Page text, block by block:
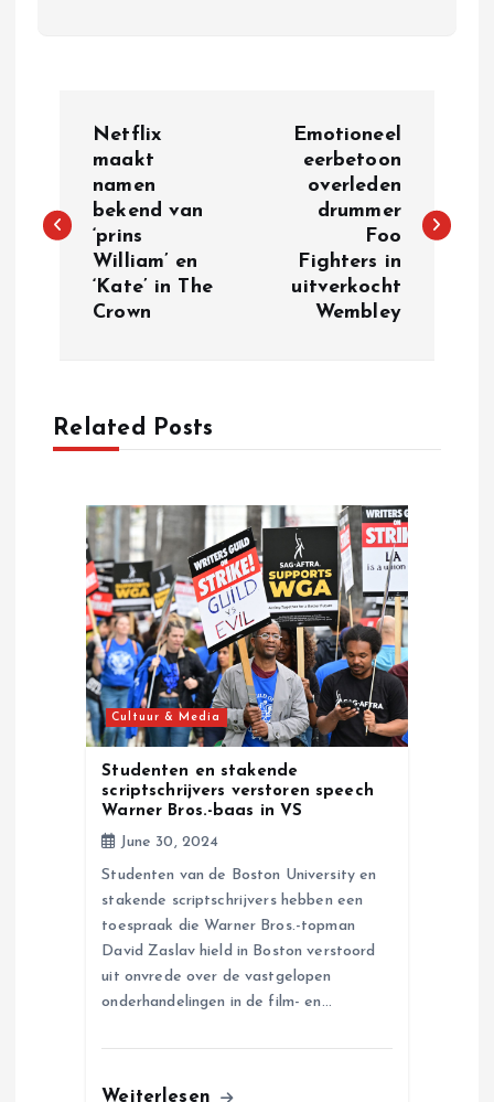
s
v
Netflix
maakt
namen
bekend van
‘prins
William’ en
‘Kate’ in The
Crown
Emotioneel
eerbetoon
overleden
drummer
Foo
Fighters in
uitverkocht
Wembley
Related Posts
Cultuur & Media
Studenten en stakende
scriptschrijvers verstoren speech
Warner Bros.-baas in VS
June 30, 2024
Studenten van de Boston University en
stakende scriptschrijvers hebben een
toespraak die Warner Bros.-topman
David Zaslav hield in Boston verstoord
uit onvrede over de vastgelopen
onderhandelingen in de film- en…
Weiterlesen